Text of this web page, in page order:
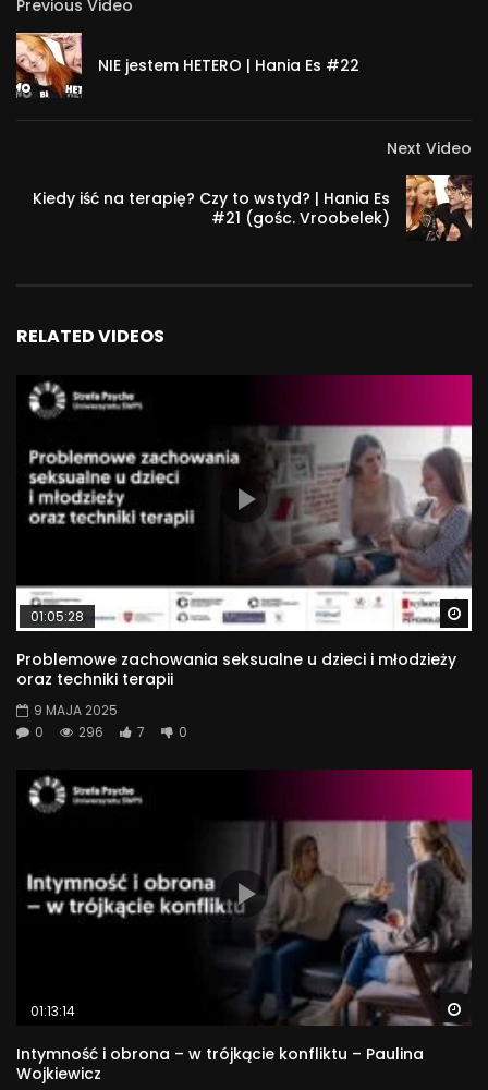
Można! to cykl rozmów z ludźmi, którzy swoim przykładem
pokazują, jak wiele zależy od nas samych i udowadniają, że
Tucholski, autor bloga andrzejtucholski.pl, student
15 022
Previous Video
NIE jestem HETERO | Hania Es #22
Next Video
Kiedy iść na terapię? Czy to wstyd? | Hania Es
#21 (gośc. Vroobelek)
RELATED VIDEOS
01:05:28
Problemowe zachowania seksualne u dzieci i młodzieży
oraz techniki terapii
9 MAJA 2025
0
296 7 0
01:13:14
Intymność i obrona – w trójkącie konfliktu – Paulina
Wojkiewicz